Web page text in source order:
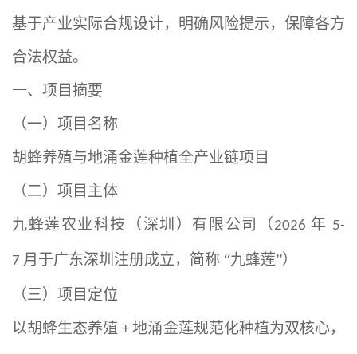
基于产业实际合规设计，明确风险提示，保障各方
合法权益。
一、项目摘要
（一）项目名称
胡蜂养殖与地涌金莲种植全产业链项目
（二）项目主体
九蜂莲农业科技（深圳）有限公司（ 2026 年 5-
7 月于广东深圳注册成立，简称 “九蜂莲”）
（三）项目定位
以胡蜂生态养殖 +地涌金莲规范化种植为双核心，